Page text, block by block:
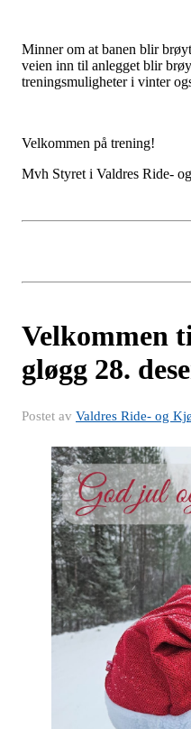
Minner om at banen blir
veien inn til anlegget blir
treningsmuligheter i vinter
Velkommen på trening!
Mvh Styret i Valdres Ride-
Velkommen
gløgg 28.
Postet av Valdres Ride- og